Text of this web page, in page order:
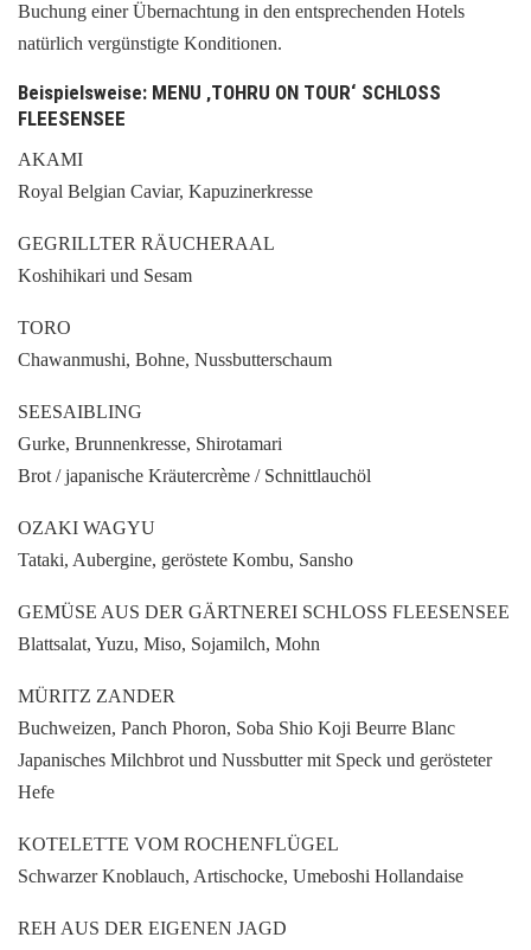
Buchung einer Übernachtung in den entsprechenden Hotels
natürlich vergünstigte Konditionen.
Beispielsweise: MENU ‚TOHRU ON TOUR‘ SCHLOSS
FLEESENSEE
AKAMI
Royal Belgian Caviar, Kapuzinerkresse
GEGRILLTER RÄUCHERAAL
Koshihikari und Sesam
TORO
Chawanmushi, Bohne, Nussbutterschaum
SEESAIBLING
Gurke, Brunnenkresse, Shirotamari
Brot / japanische Kräutercrème / Schnittlauchöl
OZAKI WAGYU
Tataki, Aubergine, geröstete Kombu, Sansho
GEMÜSE AUS DER GÄRTNEREI SCHLOSS FLEESENSEE
Blattsalat, Yuzu, Miso, Sojamilch, Mohn
MÜRITZ ZANDER
Buchweizen, Panch Phoron, Soba Shio Koji Beurre Blanc
Japanisches Milchbrot und Nussbutter mit Speck und gerösteter
Hefe
KOTELETTE VOM ROCHENFLÜGEL
Schwarzer Knoblauch, Artischocke, Umeboshi Hollandaise
REH AUS DER EIGENEN JAGD